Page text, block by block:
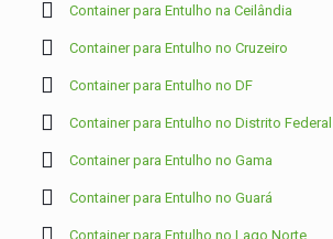
Container para Entulho na Ceilândia
Container para Entulho no Cruzeiro
Container para Entulho no DF
Container para Entulho no Distrito Federal
Container para Entulho no Gama
Container para Entulho no Guará
Container para Entulho no Lago Norte